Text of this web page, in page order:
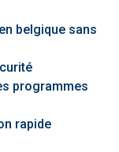
belgique sans
programmes
rapide